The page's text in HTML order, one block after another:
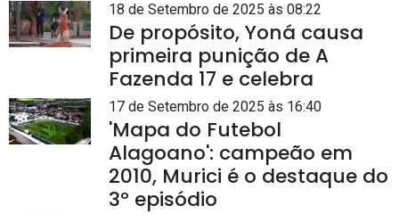
18 de Setembro de 2025 às 08:22
De propósito, Yoná causa
primeira punição de A
Fazenda 17 e celebra
17 de Setembro de 2025 às 16:40
'Mapa do Futebol
Alagoano': campeão em
2010, Murici é o destaque do
3º episódio